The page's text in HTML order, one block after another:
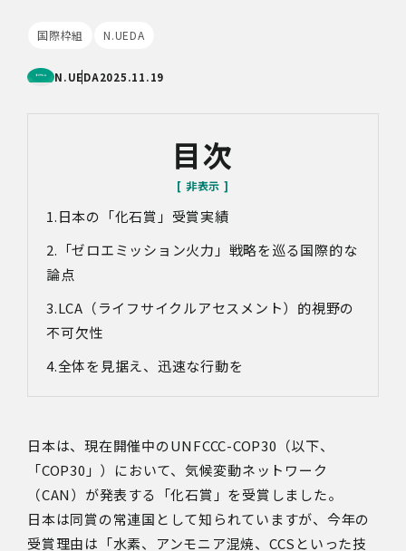
国際枠組 N.UEDA
N.UEDA2025.11.19
目次
日本の「化石賞」受賞実績
「ゼロエミッション火力」戦略を巡る国際的な
論点
LCA（ライフサイクルアセスメント）的視野の
不可欠性
全体を見据え、迅速な行動を
日本は、現在開催中のUNFCCC-COP30（以下、
「COP30」）において、気候変動ネットワーク
（CAN）が発表する「化石賞」を受賞しました。
日本は同賞の常連国として知られていますが、今年の
受賞理由は「水素、アンモニア混焼、CCSといった技